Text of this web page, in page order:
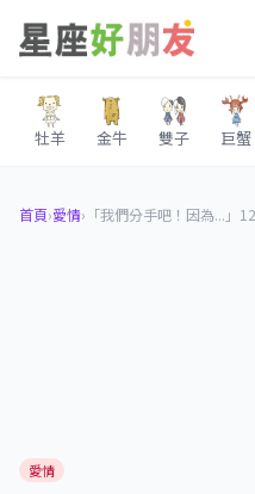
牡羊 金牛 雙子 巨蟹
首頁›愛情›
愛情